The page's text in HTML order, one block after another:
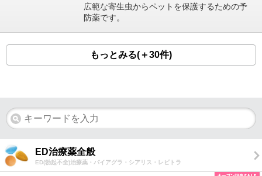
広範な寄生虫からペットを保護するための予
防薬です。
もっとみる(＋30件)
ED治療薬全般
ED(勃起不全)治療薬・バイアグラ・シアリス・レビトラ